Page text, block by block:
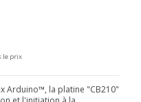
le prix
Arduino™, la platine "CB210"